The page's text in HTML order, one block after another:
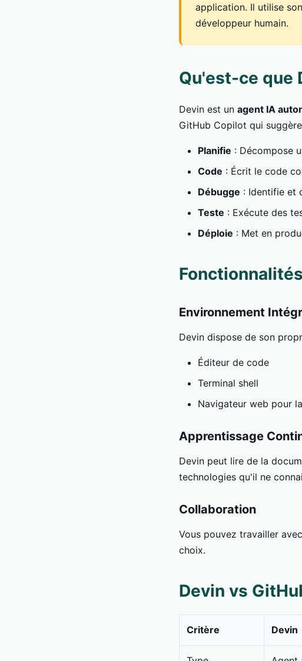
application. Il utilise
développeur humain.
Qu'est-ce que
Devin est un agent IA
GitHub Copilot qui
Planifie : Décompose
Code : Écrit le code
Débugge : Identifie et
Teste : Exécute des
Déploie : Met en
Environnement
Devin dispose de son
Éditeur de code
Terminal shell
Navigateur web pour
Apprentissage
Devin peut lire de la
technologies qu'il ne
Collaboration
Vous pouvez travailler
choix.
Devin vs
Critère Devin